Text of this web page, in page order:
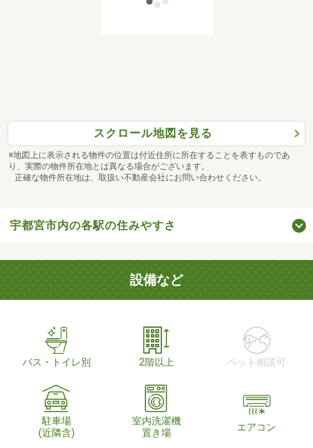
スクロール地図を見る
※地図上に表示される物件の位置は付近住所に所在することを表すものであ
り、実際の物件所在地とは異なる場合がございます。
正確な物件所在地は、取扱い不動産会社にお問い合わせください。
宇都宮市内の各駅の住みやすさ
設備など
バス・トイレ別 2階以上 ペット相談可
駐車場
(近隣含)
室内洗濯機
置き場
エアコン